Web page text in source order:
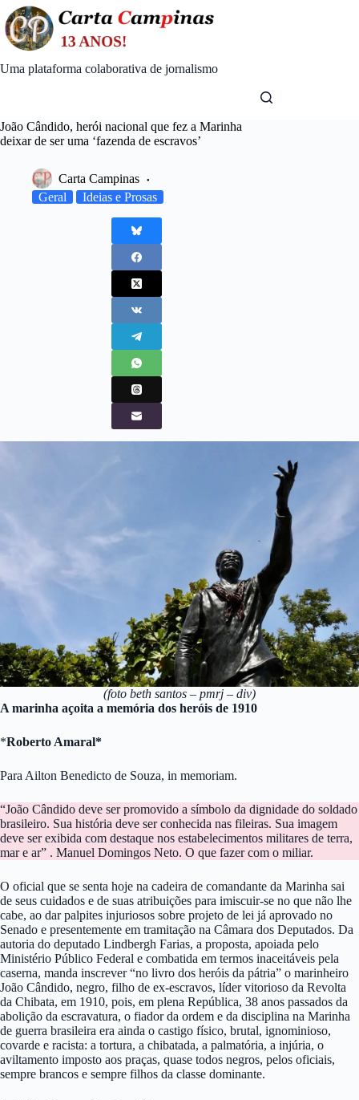
Skip
to
content
Uma plataforma colaborativa de jornalismo
João Cândido, herói nacional que fez a Marinha
deixar de ser uma ‘fazenda de escravos’
Carta Campinas
Geral
Ideias e Prosas
(foto beth santos – pmrj – div)
A marinha açoita a memória dos heróis de 1910
*Roberto Amaral*
Para Ailton Benedicto de Souza, in memoriam.
“João Cândido deve ser promovido a símbolo da dignidade do soldado
brasileiro. Sua história deve ser conhecida nas fileiras. Sua imagem
deve ser exibida com destaque nos estabelecimentos militares de terra,
mar e ar” . Manuel Domingos Neto. O que fazer com o miliar.
O oficial que se senta hoje na cadeira de comandante da Marinha sai
de seus cuidados e de suas atribuições para imiscuir-se no que não lhe
cabe, ao dar palpites injuriosos sobre projeto de lei já aprovado no
Senado e presentemente em tramitação na Câmara dos Deputados. Da
autoria do deputado Lindbergh Farias, a proposta, apoiada pelo
Ministério Público Federal e combatida em termos inaceitáveis pela
caserna, manda inscrever “no livro dos heróis da pátria” o marinheiro
João Cândido, negro, filho de ex-escravos, líder vitorioso da Revolta
da Chibata, em 1910, pois, em plena República, 38 anos passados da
abolição da escravatura, o fiador da ordem e da disciplina na Marinha
de guerra brasileira era ainda o castigo físico, brutal, ignominioso,
covarde e racista: a tortura, a chibatada, a palmatória, a injúria, o
aviltamento imposto aos praças, quase todos negros, pelos oficiais,
sempre brancos e sempre filhos da classe dominante.